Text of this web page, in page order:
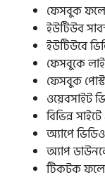
ফেসবুক
ইউটিউব
ইউটিউবে
ফেসবুকে
ফেসবুক
ওয়েবসাইট
বিভিন্ন
অ্যাপে
অ্যাপ
টিকটক